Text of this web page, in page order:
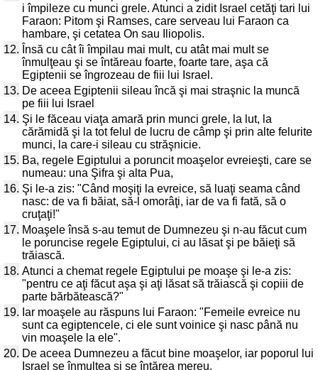
i împileze cu munci grele. Atunci a zidit Israel cetăţi tari lui
Faraon: Pitom şi Ramses, care serveau lui Faraon ca
hambare, şi cetatea On sau Iliopolis.
12. Însă cu cât îi împilau mai mult, cu atât mai mult se
înmulţeau şi se întăreau foarte, foarte tare, aşa că
Egiptenii se îngrozeau de fiii lui Israel.
13. De aceea Egiptenii sileau încă şi mai straşnic la muncă
pe fiii lui Israel
14. Şi le făceau viaţa amară prin munci grele, la lut, la
cărămidă şi la tot felul de lucru de câmp şi prin alte felurite
munci, la care-i sileau cu străşnicie.
15. Ba, regele Egiptului a poruncit moaşelor evreieşti, care se
numeau: una Şifra şi alta Pua,
16. Şi le-a zis: "Când moşiţi la evreice, să luaţi seama când
nasc: de va fi băiat, să-l omorâţi, iar de va fi fată, să o
cruţaţi!"
17. Moaşele însă s-au temut de Dumnezeu şi n-au făcut cum
le poruncise regele Egiptului, ci au lăsat şi pe băieţi să
trăiască.
18. Atunci a chemat regele Egiptului pe moaşe şi le-a zis:
"pentru ce aţi făcut aşa şi aţi lăsat să trăiască şi copiii de
parte bărbătească?"
19. Iar moaşele au răspuns lui Faraon: "Femeile evreice nu
sunt ca egiptencele, ci ele sunt voinice şi nasc până nu
vin moaşele la ele".
20. De aceea Dumnezeu a făcut bine moaşelor, iar poporul lui
Israel se înmulţea şi se întărea mereu.